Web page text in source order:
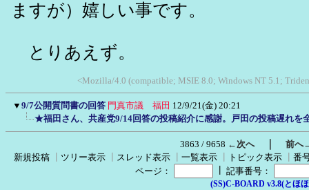
ますが）嬉しい事です。
とりあえず。
<Mozilla/4.0 (compatible; MSIE 8.0; Windows NT 5.1;
▼ 9/7公開質問書の回答 門真市議 福田 12/9/21(金) 20:21
★福田さん、共産党9/14回答の投稿紹介に感謝。戸田の投稿遅れを
3863 / 9658 ←次へ｜ 前へ
新規投稿
ツリー表示 スレッド表示 一覧表示 トピック表示
番
ページ：
記事番号：
(SS)C-BOARD v3.8(とほ